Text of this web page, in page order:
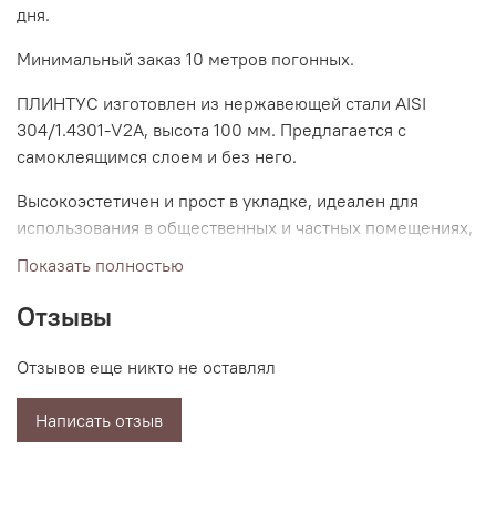
дня.
Минимальный заказ 10 метров погонных.
ПЛИНТУС изготовлен из нержавеющей стали AISI
304/1.4301-V2A, высота 100 мм. Предлагается с
самоклеящимся слоем и без него.
Высокоэстетичен и прост в укладке, идеален для
использования в общественных и частных помещениях,
ковровым покрытием и т.д. для создания собственного
Плинтус комплектуется внутренними и наружными
углами, боковыми заглушками и соединительными
элементами для прямых участков.
Показать полностью
Отзывы
Отзывов еще никто не оставлял
Написать отзыв